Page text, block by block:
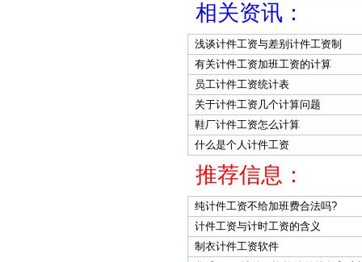
相关资讯：
浅谈计件工资与差别计件工资制
有关计件工资加班工资的计算
员工计件工资统计表
关于计件工资几个计算问题
鞋厂计件工资怎么计算
什么是个人计件工资
推荐信息：
纯计件工资不给加班费合法吗?
计件工资与计时工资的含义
制衣计件工资软件